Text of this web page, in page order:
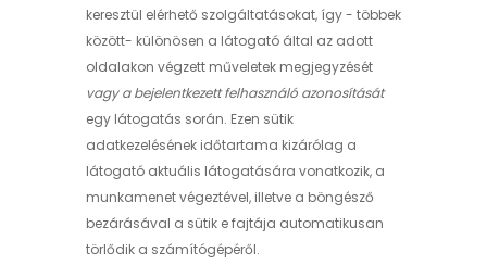
keresztül elérhető szolgáltatásokat, így - többek
között- különösen a látogató által az adott
oldalakon végzett műveletek megjegyzését
vagy a bejelentkezett felhasználó azonosítását
egy látogatás során. Ezen sütik
adatkezelésének időtartama kizárólag a
látogató aktuális látogatására vonatkozik, a
munkamenet végeztével, illetve a böngésző
bezárásával a sütik e fajtája automatikusan
törlődik a számítógépéről.